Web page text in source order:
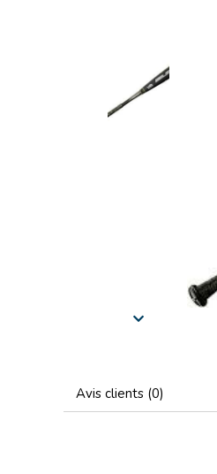
Avis clients (0)